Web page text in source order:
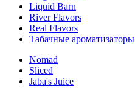
Liquid Barn
River Flavors
Real Flavors
Табачные ароматизаторы
Nomad
Sliced
Jaba's Juice